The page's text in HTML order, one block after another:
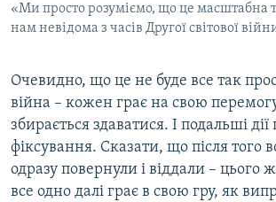
«Ми просто розуміємо, що це масштабна
нам невідома з часів Другої світової
Очевидно, що це не буде все так
війна – кожен грає на свою
збирається здаватися. І подальші
фіксування. Сказати, що після того
одразу повернули і віддали – цього
все одно далі грає в свою гру, як